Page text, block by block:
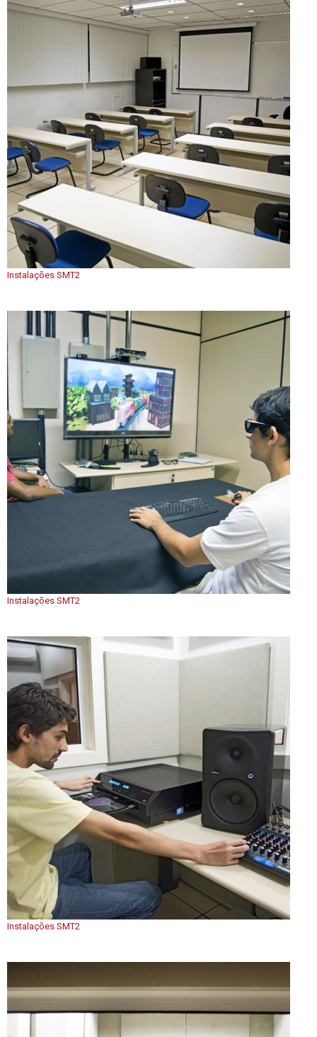
Instalações SMT2
Instalações SMT2
Instalações SMT2